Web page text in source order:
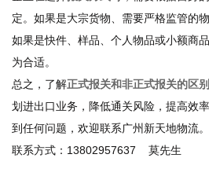
定。如果是大宗货物、需要严格监管的
如果是快件、样品、个人物品或小额商
为合适。
总之，了解正式报关和非正式报关的区别
划进出口业务，降低通关风险，提高效
到任何问题，欢迎联系广州新天地物流。
联系方式：13802957637 莫先生